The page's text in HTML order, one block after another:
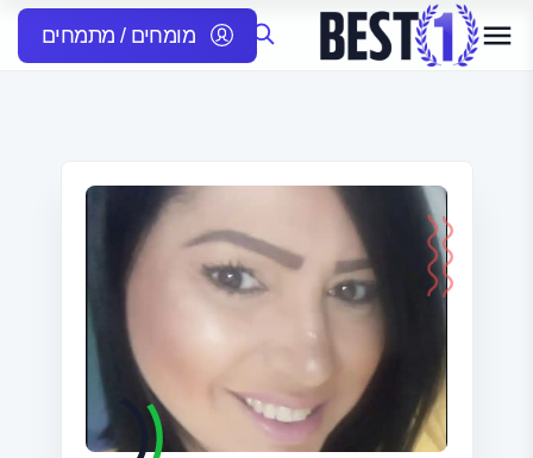
מומחים / מתמחים